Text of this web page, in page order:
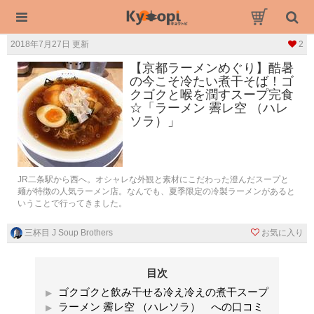
2018年7月27日 更新 2
【京都ラーメンめぐり】酷暑
の今こそ冷たい煮干そば！ゴ
クゴクと喉を潤すスープ完食
☆「ラーメン 霽レ空 （ハレ
ソラ）」
JR二条駅から西へ。オシャレな外観と素材にこだわった澄んだスープと
麺が特徴の人気ラーメン店。なんでも、夏季限定の冷製ラーメンがあると
いうことで行ってきました。
三杯目 J Soup Brothers お気に入り
目次
ゴクゴクと飲み干せる冷え冷えの煮干スープ
ラーメン 霽レ空 （ハレソラ） への口コミ